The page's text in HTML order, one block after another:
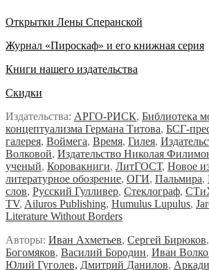
Открытки Лены Сперанской
Журнал «Пироскаф» и его книжная серия
Книги нашего издательства
Скидки
Издательства: АРГО-РИСК, Библиотека
концептуализма Германа Титова, БСГ-
галерея, Воймега, Время, Гилея,
Волковой, Издательство Николая
ученый, Коровакниги, ЛитГОСТ, Новое
литературное обозрение, ОГИ, Пальмира,
слов, Русский Гулливер, Стеклограф,
TV, Ailuros Publishing, Humulus Lupulus,
Literature Without Borders
Авторы: Иван Ахметьев, Сергей Бирюков,
Богомяков, Василий Бородин, Иван
Юлий Гуголев, Дмитрий Данилов,